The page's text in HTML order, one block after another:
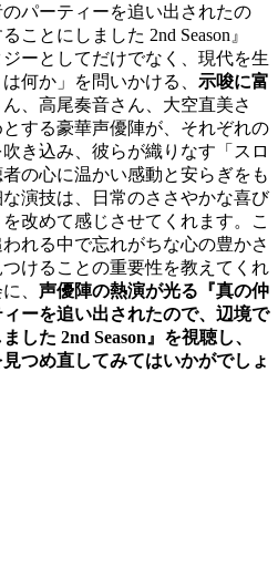
のパーティーを追い出されたの
ことにしました 2nd Season』
ーとしてだけでなく、現代を生
何か」を問いかける、 示唆に富
、高尾奏音さん、大空直美さ
する豪華声優陣が、それぞれの
き込み、彼らが織りなす「スロ
の心に温かい感動と安らぎをも
演技は、日常のささやかな喜び
改めて感じさせてくれます。こ
れる中で忘れがちな心の豊かさ
けることの重要性を教えてくれ
、 声優陣の熱演が光る『真の仲
ーを追い出されたので、辺境で
した 2nd Season』を視聴し、
つめ直してみてはいかがでしょ